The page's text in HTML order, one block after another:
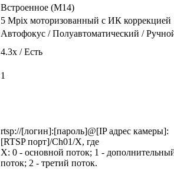
Встроенное (М14)
5 Mpix моторизованный c ИК коррекцией
Автофокус / Полуавтоматический /
4.3х / Есть
1
rtsp://[логин]:[пароль]@[IP адрес камеры]:
[RTSP порт]/Ch01/X, где
X: 0 - основной поток; 1 -
поток; 2 - третий поток.